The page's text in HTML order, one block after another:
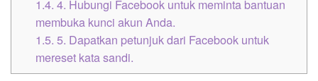
1.4. 4. Hubungi Facebook untuk meminta bantuan
membuka kunci akun Anda.
1.5. 5. Dapatkan petunjuk dari Facebook untuk
mereset kata sandi.